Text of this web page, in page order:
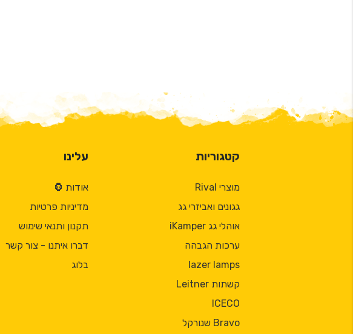
קטגוריות
מוצרי Rival
גגונים ואביזרי גג
אוהלי גג iKamper
ערכות הגבהה
lazer lamps
קשתות Leitner
ICECO
Bravo שנורקל
עלינו
אודות 🦍
מדיניות פרטיות
תקנון ותנאי שימוש
דברו איתנו - צור קשר
בלוג